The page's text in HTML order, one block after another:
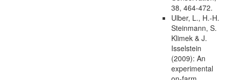
38, 464-472.
Ulber, L., H.-H.
Steinmann, S.
Klimek & J.
Isselstein
(2009): An
experimental